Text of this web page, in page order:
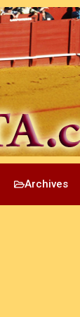
Archives